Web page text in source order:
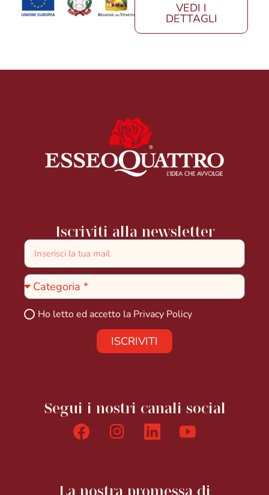
VEDI I
DETTAGLI
Iscriviti alla newsletter
Ho letto ed accetto la Privacy Policy
ISCRIVITI
Segui i nostri canali social
La nostra promessa di